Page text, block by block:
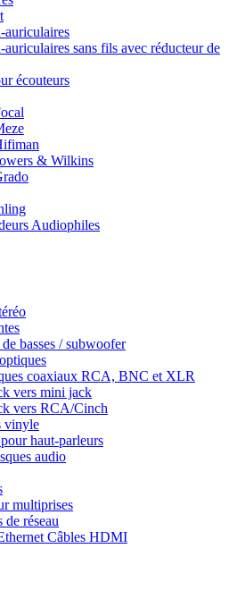
auriculaires
auriculaires sans fils avec réducteur de
écouteurs
& Wilkins
Audiophiles
basses / subwoofer
coaxiaux RCA, BNC et XLR
vers mini jack
vers RCA/Cinch
vinyle
haut-parleurs
audio
multiprises
réseau
Câbles HDMI